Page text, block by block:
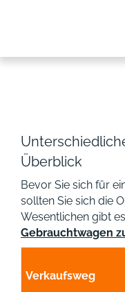
Überblick
Bevor Sie sich für
sollten Sie sich die
Wesentlichen gibt
Gebrauchtwagen
Verkaufsweg